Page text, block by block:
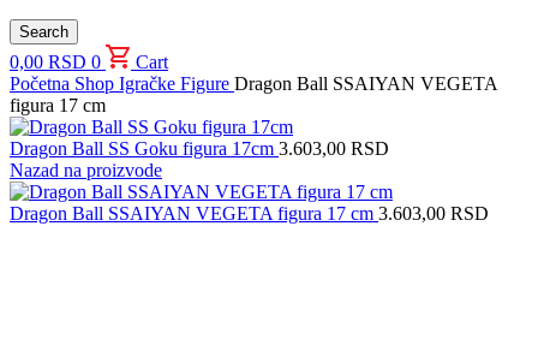
Search
0,00 RSD 0
Cart
Početna Shop Igračke Figure Dragon Ball SSAIYAN VEGETA
figura 17 cm
Dragon Ball SS Goku figura 17cm 3.603,00 RSD
Nazad na proizvode
Dragon Ball SSAIYAN VEGETA figura 17 cm 3.603,00 RSD